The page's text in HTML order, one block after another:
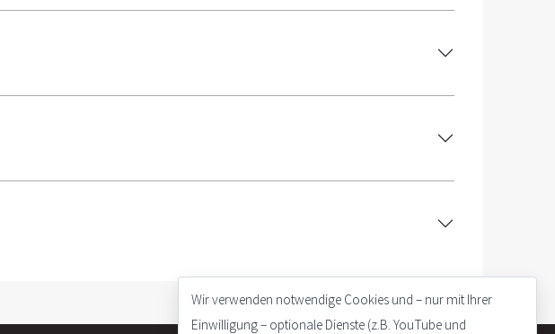
Wir verwenden notwendige Cookies und – nur mit Ihrer
Einwilligung – optionale Dienste (z.B. YouTube und